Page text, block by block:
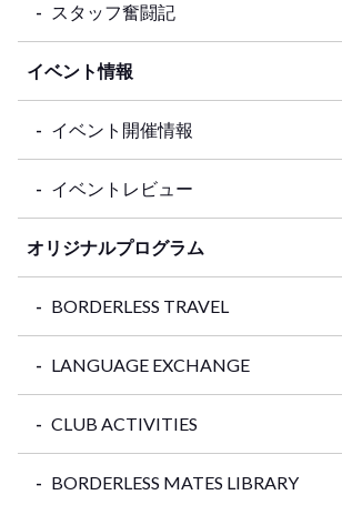
スタッフ奮闘記
イベント情報
イベント開催情報
イベントレビュー
オリジナルプログラム
BORDERLESS TRAVEL
LANGUAGE EXCHANGE
CLUB ACTIVITIES
BORDERLESS MATES LIBRARY